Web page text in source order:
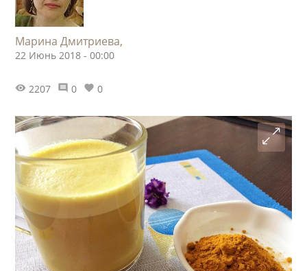
Марина Дмитриева,
22 Июнь 2018 - 00:00
2207 0 0